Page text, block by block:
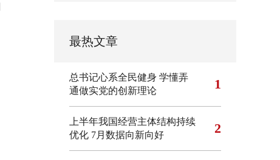
最热文章
总书记心系全民健身 学懂弄
通做实党的创新理论
1
上半年我国经营主体结构持续
优化 7月数据向新向好 2